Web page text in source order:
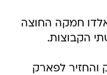
חמקה החוצה
הקבוצות.
והחזיר לפארק